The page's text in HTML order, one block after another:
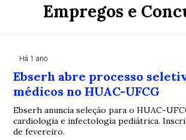
Empregos e
Há 1 ano
Ebserh abre processo
médicos no HUAC-UFCG
Ebserh anuncia seleção para o HUAC-
cardiologia e infectologia pediátrica.
de fevereiro.